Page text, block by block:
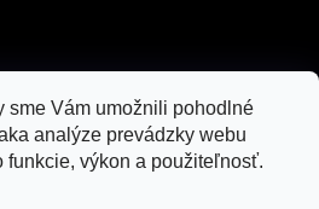
sme Vám umožnili pohodlné
analýze prevádzky webu
funkcie, výkon a použiteľnosť.